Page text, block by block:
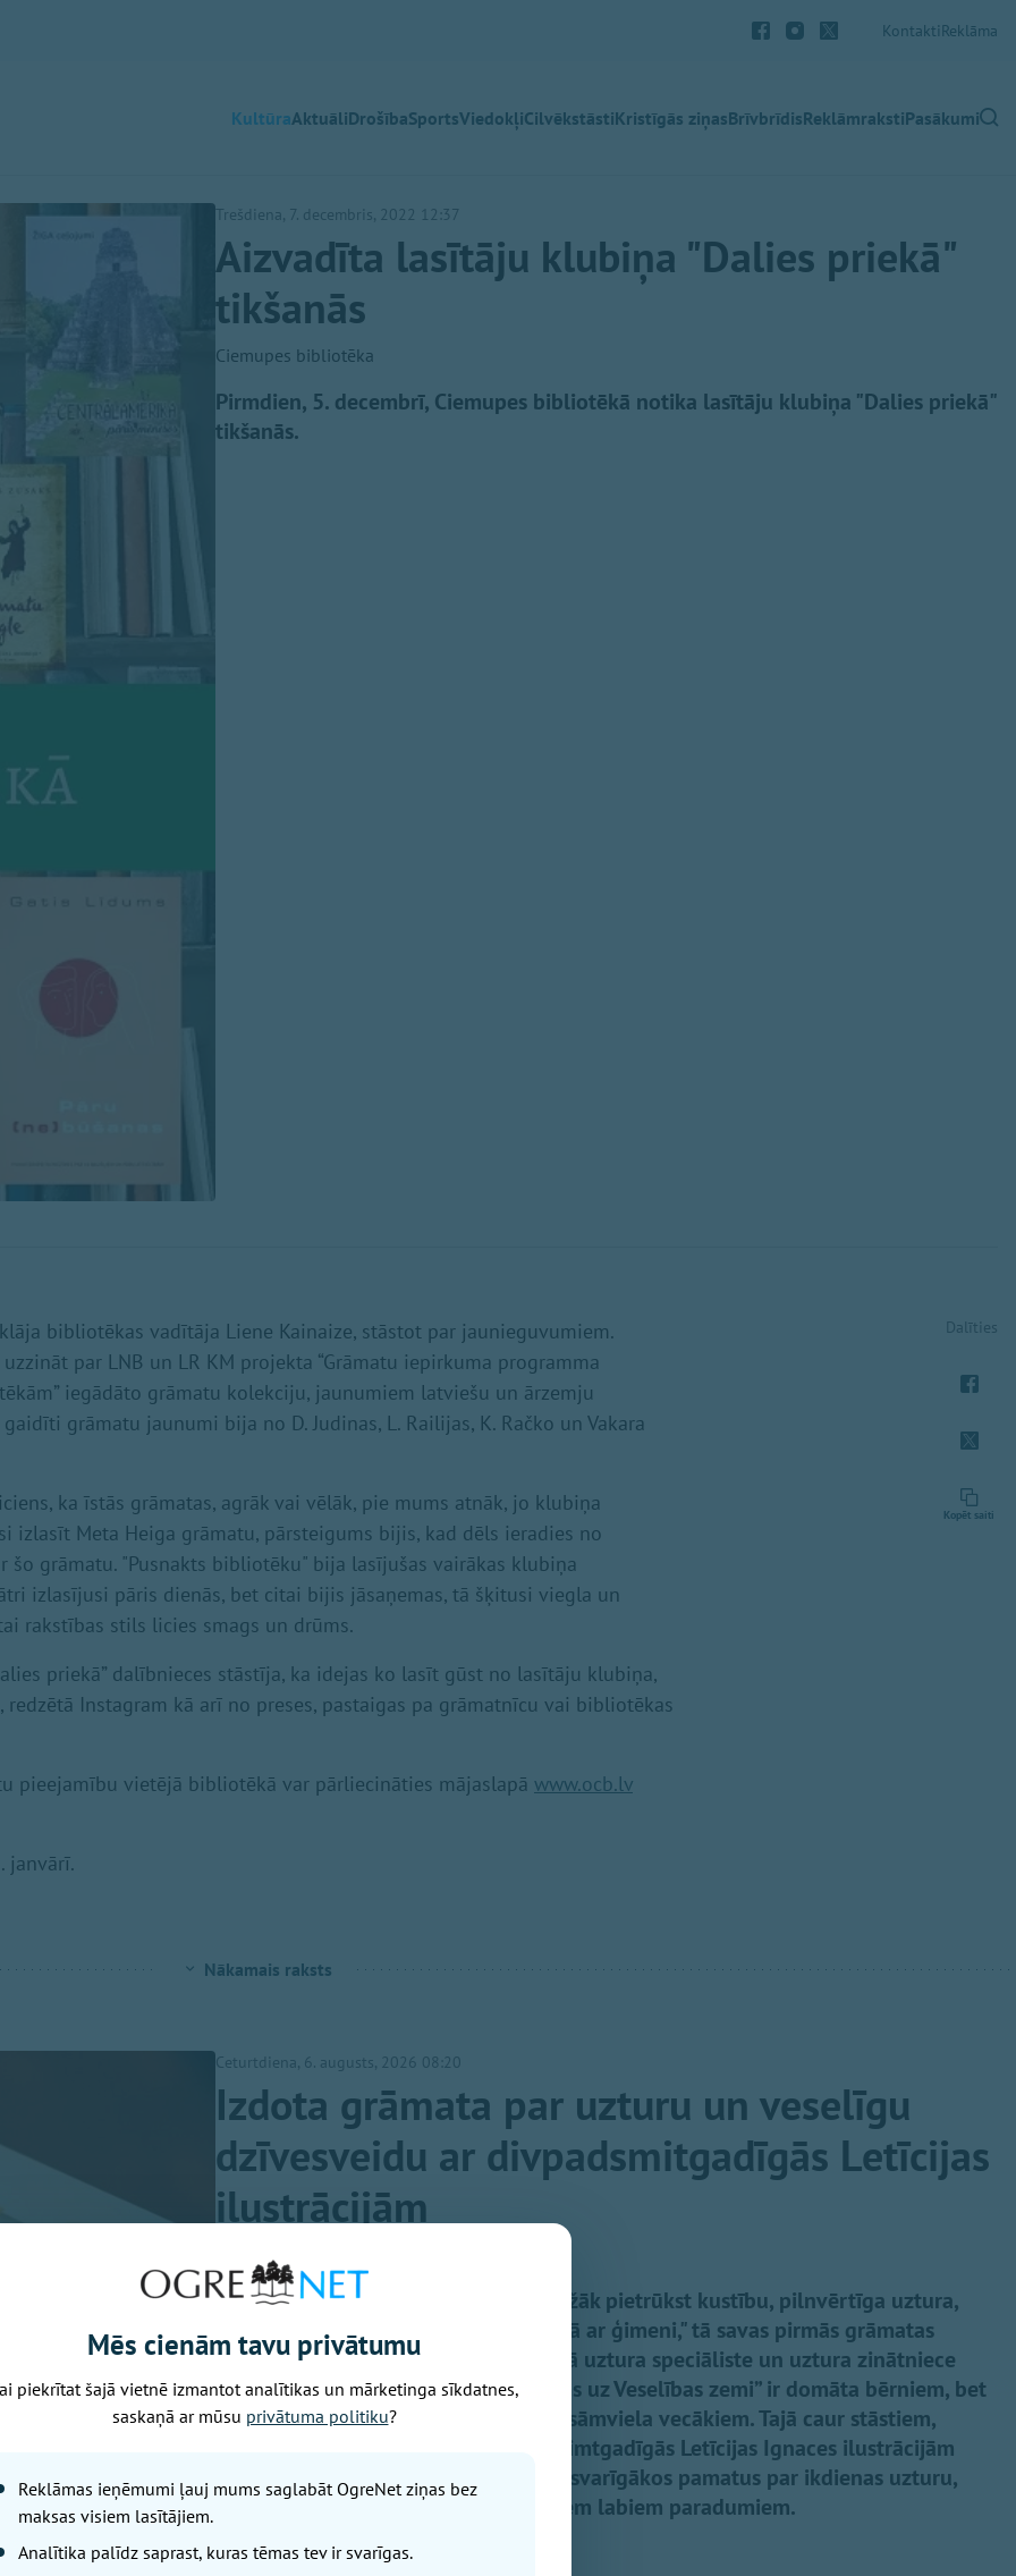
KontaktiReklāma
KultūraAktuāliDrošībaSportsViedokļiCilvēkstāstiKristīgās ziņasBrīvbrīdisReklāmrakstiPasākumi
Trešdiena, 7. decembris, 2022 12:37
Aizvadīta lasītāju klubiņa "Dalies priekā"
tikšanās
Ciemupes bibliotēka
Pirmdien, 5. decembrī, Ciemupes bibliotēkā notika lasītāju klubiņa "Dalies priekā"
tikšanās.
bibliotēkas vadītāja Liene Kainaize, stāstot par jaunieguvumiem.
par LNB un LR KM projekta “Grāmatu iepirkuma programma
iegādāto grāmatu kolekciju, jaunumiem latviešu un ārzemju
grāmatu jaunumi bija no D. Judinas, L. Railijas, K. Račko un Vakara
ka īstās grāmatas, agrāk vai vēlāk, pie mums atnāk, jo klubiņa
izlasīt Meta Heiga grāmatu, pārsteigums bijis, kad dēls ieradies no
šo grāmatu. "Pusnakts bibliotēku" bija lasījušas vairākas klubiņa
izlasījusi pāris dienās, bet citai bijis jāsaņemas, tā šķitusi viegla un
rakstības stils licies smags un drūms.
priekā” dalībnieces stāstīja, ka idejas ko lasīt gūst no lasītāju klubiņa,
redzētā Instagram kā arī no preses, pastaigas pa grāmatnīcu vai bibliotēkas
pieejamību vietējā bibliotēkā var pārliecināties mājaslapā www.ocb.lv
janvārī.
Dalīties
Kopēt saiti
Nākamais raksts
Ceturtdiena, 6. augusts, 2026 08:20
Izdota grāmata par uzturu un veselīgu
dzīvesveidu ar divpadsmitgadīgās Letīcijas
ilustrācijām
Viktorija Slavinska-Kostigova
"Mūsdienu steigā bērniem arvien biežāk pietrūkst kustību, pilnvērtīga uztura,
miega un vienkārši mierīga laika kopā ar ģimeni," tā savas pirmās grāmatas
atvēršanas svētkos uzsvēra sertificētā uztura speciāliste un uztura zinātniece
Gita Ignace. Grāmata “Zinību ceļojums uz Veselības zemi” ir domāta bērniem, bet
tā būs arī aizraujoša un izglītojoša lasāmviela vecākiem. Tajā caur stāstiem,
uzdevumiem un brīnišķīgām divpadsimtgadīgās Letīcijas Ignaces ilustrācijām
bērni varēs uzzināt un mācīties pašu svarīgākos pamatus par ikdienas uzturu,
kustību, veselīgu dzīvesveidu un citiem labiem paradumiem.
Mēs cienām tavu privātumu
piekrītat šajā vietnē izmantot analītikas un mārketinga sīkdatnes,
saskaņā ar mūsu privātuma politiku?
Reklāmas ieņēmumi ļauj mums saglabāt OgreNet ziņas bez
maksas visiem lasītājiem.
Analītika palīdz saprast, kuras tēmas tev ir svarīgas.